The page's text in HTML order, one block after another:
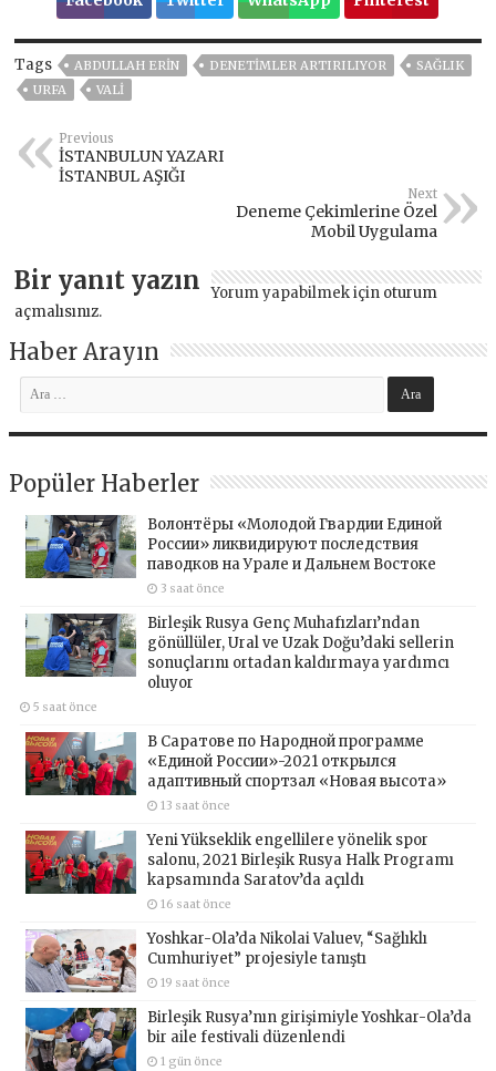
Tags ABDULLAH ERİN DENETIMLER ARTIRILIYOR
SAĞLIK
URFA
VALİ
Previous
İSTANBULUN YAZARI
İSTANBUL AŞIĞI
Next
Deneme Çekimlerine Özel
Mobil Uygulama
Bir yanıt yazın Yorum yapabilmek için oturum
açmalısınız.
Haber Arayın
Popüler Haberler
Волонтёры «Молодой Гвардии Единой
России» ликвидируют последствия
паводков на Урале и Дальнем Востоке
3 saat önce
Birleşik Rusya Genç Muhafızları’ndan
gönüllüler, Ural ve Uzak Doğu’daki sellerin
sonuçlarını ortadan kaldırmaya yardımcı
oluyor
5 saat önce
В Саратове по Народной программе
«Единой России»-2021 открылся
адаптивный спортзал «Новая высота»
13 saat önce
Yeni Yükseklik engellilere yönelik spor
salonu, 2021 Birleşik Rusya Halk Programı
kapsamında Saratov’da açıldı
16 saat önce
Yoshkar-Ola’da Nikolai Valuev, “Sağlıklı
Cumhuriyet” projesiyle tanıştı
19 saat önce
Birleşik Rusya’nın girişimiyle Yoshkar-Ola’da
bir aile festivali düzenlendi
1 gün önce